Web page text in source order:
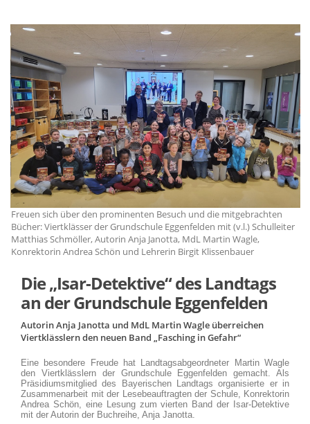
Freuen sich über den prominenten Besuch und die mitgebrachten
Bücher: Viertklässer der Grundschule Eggenfelden mit (v.l.) Schulleiter
Matthias Schmöller, Autorin Anja Janotta, MdL Martin Wagle,
Konrektorin Andrea Schön und Lehrerin Birgit Klissenbauer
Die „Isar-Detektive“ des Landtags
an der Grundschule Eggenfelden
Autorin Anja Janotta und MdL Martin Wagle überreichen
Viertklässlern den neuen Band „Fasching in Gefahr“
Eine besondere Freude hat Landtagsabgeordneter Martin Wagle
den Viertklässlern der Grundschule Eggenfelden gemacht. Als
Präsidiumsmitglied des Bayerischen Landtags organisierte er in
Zusammenarbeit mit der Lesebeauftragten der Schule, Konrektorin
Andrea Schön, eine Lesung zum vierten Band der Isar-Detektive
mit der Autorin der Buchreihe, Anja Janotta.